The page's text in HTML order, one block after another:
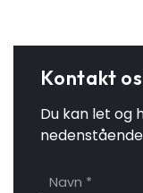
Kontakt os
Du kan let og